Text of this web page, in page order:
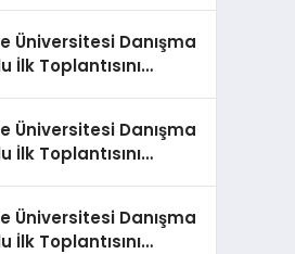
Üniversitesi Danışma
İlk Toplantısını
Üniversitesi Danışma
İlk Toplantısını
Üniversitesi Danışma
İlk Toplantısını